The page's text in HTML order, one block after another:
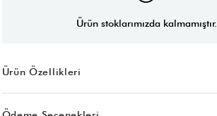
Ürün stoklarımızda kalmamıştır.
Ürün Özellikleri